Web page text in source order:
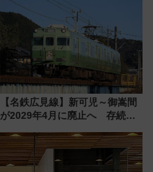
ホテル情報まとめ
【名鉄広見線】新可児～御嵩間
が2029年4月に廃止へ 存続協